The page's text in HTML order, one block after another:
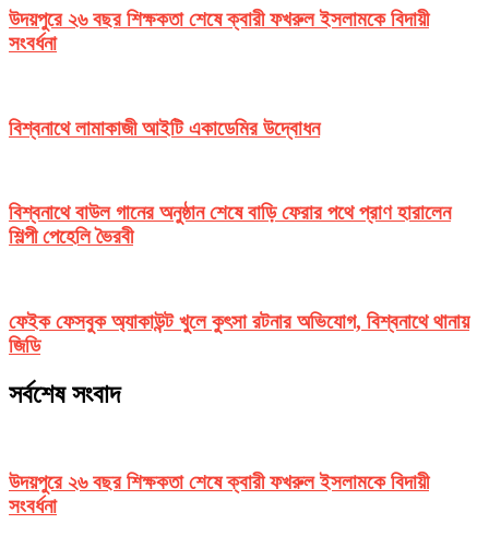
উদয়পুরে ২৬ বছর শিক্ষকতা শেষে ক্বারী ফখরুল ইসলামকে বিদায়ী
সংবর্ধনা
বিশ্বনাথে লামাকাজী আইটি একাডেমির উদ্বোধন
বিশ্বনাথে বাউল গানের অনুষ্ঠান শেষে বাড়ি ফেরার পথে প্রাণ হারালেন
শিল্পী পেহেলি ভৈরবী
ফেইক ফেসবুক অ্যাকাউন্ট খুলে কুৎসা রটনার অভিযোগ, বিশ্বনাথে থানায়
জিডি
সর্বশেষ সংবাদ
উদয়পুরে ২৬ বছর শিক্ষকতা শেষে ক্বারী ফখরুল ইসলামকে বিদায়ী
সংবর্ধনা